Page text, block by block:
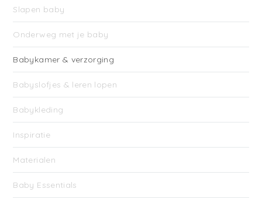
Slapen baby
Onderweg met je baby
Babykamer & verzorging
Babyslofjes & leren lopen
Babykleding
Inspiratie
Materialen
Baby Essentials